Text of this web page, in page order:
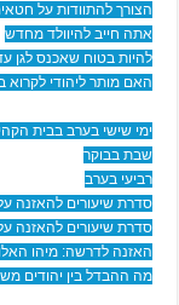
הצורך להתוודות על
אתה חייב להיוולד מחדש
להיות בטוח שאכנס לגן
האם מותר ליהודי
ימי שישי בערב בבית
שבת בבוקר
רביעי בערב
סדרת שיעורים להאזנה
סדרת שיעורים להאזנה
האזנה לדרשה: מיהו
מה ההבדל בין יהודים